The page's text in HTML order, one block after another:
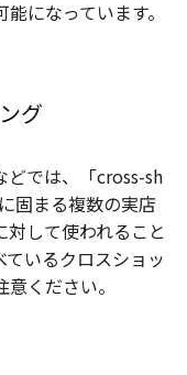
になっています。
グ
どでは、「cross-sh
固まる複数の実店
して使われること
いるクロスショッ
ください。